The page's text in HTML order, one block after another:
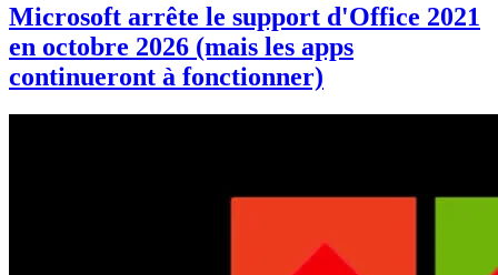
Microsoft arrête le support d'Office 2021
en octobre 2026 (mais les apps
continueront à fonctionner)